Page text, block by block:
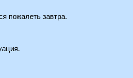
пожалеть завтра.